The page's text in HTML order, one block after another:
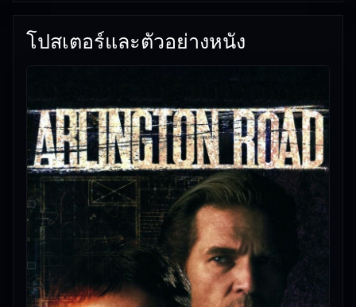
โปสเตอร์และตัวอย่างหนัง